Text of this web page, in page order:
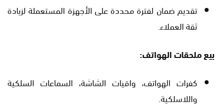
تقديم ضمان لفترة محددة على الأجهزة المستعملة لزيادة
ثقة العملاء.
بيع ملحقات الهواتف:
كفرات الهواتف، واقيات الشاشة، السماعات السلكية
واللاسلكية.